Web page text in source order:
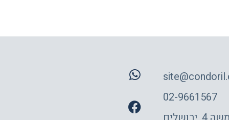
02-9661567